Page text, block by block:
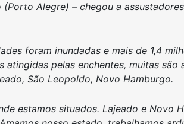
Alegre) – chegou a
foram inundadas e mais de 1,4
atingidas pelas enchentes, muitas
São Leopoldo, Novo Hamburgo.
estamos situados. Lajeado e Novo